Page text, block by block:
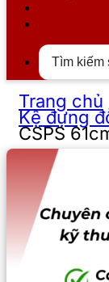
Trang chủ
Kệ đựng
CSPS